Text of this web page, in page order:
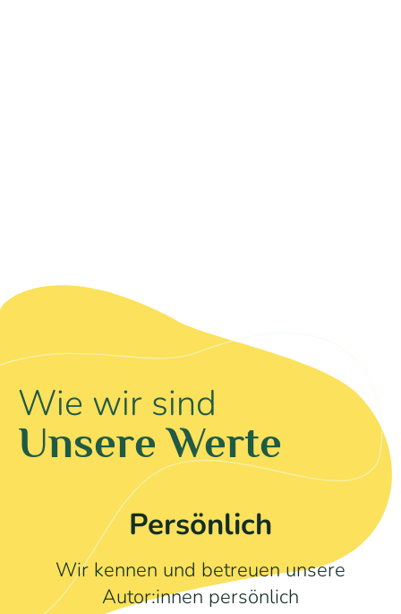
Wie wir sind
Unsere Werte
Persönlich
Wir kennen und betreuen unsere
Autor:innen persönlich